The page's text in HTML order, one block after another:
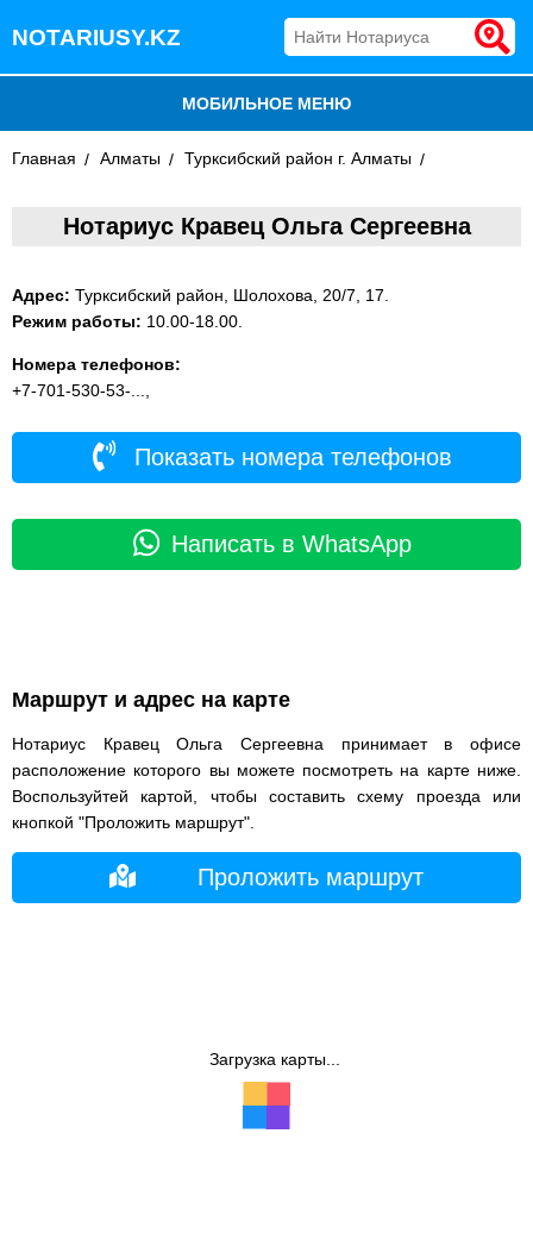
NOTARIUSY.KZ
МОБИЛЬНОЕ МЕНЮ
БЛОГ
ДОБАВИТЬ КОМПАНИЮ
Главная Алматы Турксибский район г. Алматы
Нотариус Кравец Ольга Сергеевна
Адрес: Турксибский район, Шолохова, 20/7, 17.
Режим работы: 10.00-18.00.
Номера телефонов:
+7-701-530-53-...,
Показать номера телефонов
Написать в WhatsApp
Маршрут и адрес на карте
Нотариус Кравец Ольга Сергеевна принимает в офисе
расположение которого вы можете посмотреть на карте ниже.
Воспользуйтей картой, чтобы составить схему проезда или
кнопкой "Проложить маршрут".
Проложить маршрут
Загрузка карты...